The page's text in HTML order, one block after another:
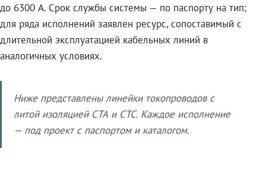
до 6300 А. Срок службы системы — по паспорту на тип;
для ряда исполнений заявлен ресурс, сопоставимый с
длительной эксплуатацией кабельных линий в
аналогичных условиях.
Ниже представлены линейки токопроводов с
литой изоляцией СТА и СТС. Каждое исполнение
— под проект с паспортом и каталогом.